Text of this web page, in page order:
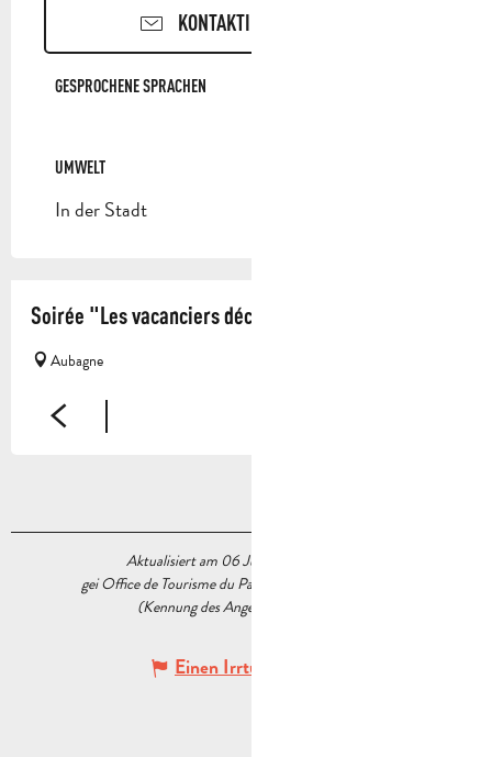
KONTAKTIEREN SIE UNS
GESPROCHENE SPRACHEN
GESPROCHENE SPRACHEN
UMWELT
UMWELT
In der Stadt
Soirée "Les vacanciers découvrent la Provence"
Aubagne
Aktualisiert am 06 Juli 2026 Um 16:24
gei Office de Tourisme du Pays d’Aubagne et de l’Étoile
(Kennung des Angebots :
Einen Irrtum angeben